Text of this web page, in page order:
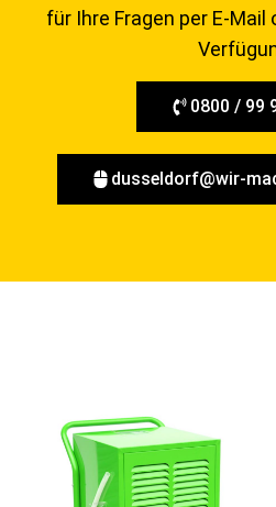
für Ihre Fragen per E-
0800 / 99
dusseldorf@wir-